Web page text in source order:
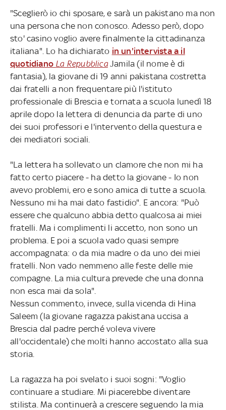
"Sceglierò io chi sposare, e sarà un pakistano ma non
una persona che non conosco. Adesso però, dopo
sto' casino voglio avere finalmente la cittadinanza
italiana". Lo ha dichiarato in un'intervista a il
quotidiano La Repubblica Jamila (il nome è di
fantasia), la giovane di 19 anni pakistana costretta
dai fratelli a non frequentare più l'istituto
professionale di Brescia e tornata a scuola lunedì 18
aprile dopo la lettera di denuncia da parte di uno
dei suoi professori e l'intervento della questura e
dei mediatori sociali.
"La lettera ha sollevato un clamore che non mi ha
fatto certo piacere - ha detto la giovane - Io non
avevo problemi, ero e sono amica di tutte a scuola.
Nessuno mi ha mai dato fastidio". E ancora: "Può
essere che qualcuno abbia detto qualcosa ai miei
fratelli. Ma i complimenti li accetto, non sono un
problema. E poi a scuola vado quasi sempre
accompagnata: o da mia madre o da uno dei miei
fratelli. Non vado nemmeno alle feste delle mie
compagne. La mia cultura prevede che una donna
non esca mai da sola".
Nessun commento, invece, sulla vicenda di Hina
Saleem (la giovane ragazza pakistana uccisa a
Brescia dal padre perché voleva vivere
all'occidentale) che molti hanno accostato alla sua
storia.
La ragazza ha poi svelato i suoi sogni: "Voglio
continuare a studiare. Mi piacerebbe diventare
stilista. Ma continuerà a crescere seguendo la mia